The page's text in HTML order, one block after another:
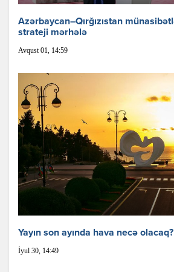
Azərbaycan–Qırğızıstan
strateji mərhələ
Avqust 01, 14:59
Yayın son ayında hava necə olacaq?
İyul 30, 14:49